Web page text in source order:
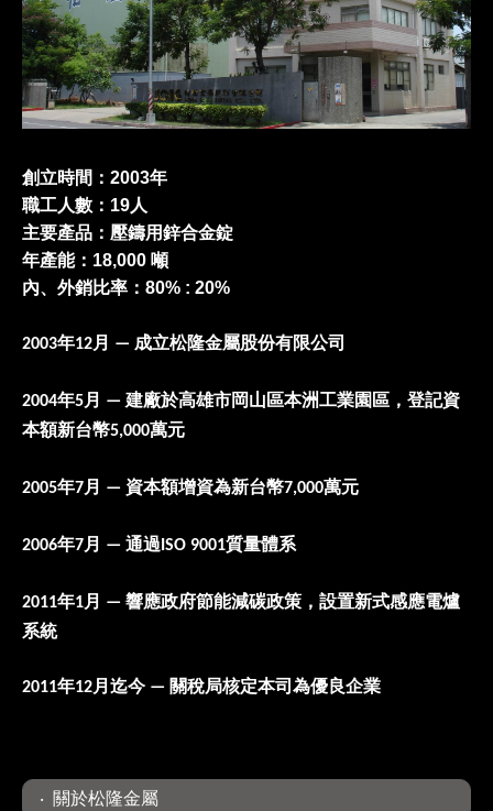
創立時間：2003年
職工人數：19人
主要產品：壓鑄用鋅合金錠
年產能：18,000 噸
內、外銷比率：80% : 20%
2003年12月 — 成立松隆金屬股份有限公司
2004年5月 — 建廠於高雄市岡山區本洲工業園區，登記資
本額新台幣5,000萬元
2005年7月 — 資本額增資為新台幣7,000萬元
2006年7月 — 通過 ISO 9001質量體系
2011年1月 —響應政府節能減碳政策，設置新式感應電爐
系統
2011年12月迄今 — 關稅局核定本司為優良企業
關於松隆金屬